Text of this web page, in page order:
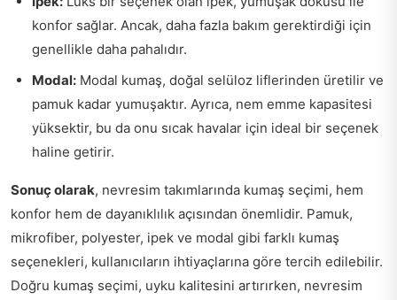
konfor sağlar. Ancak, daha fazla bakım gerektirdiği için
genellikle daha pahalıdır.
Modal: Modal kumaş, doğal selüloz liflerinden üretilir ve
pamuk kadar yumuşaktır. Ayrıca, nem emme kapasitesi
yüksektir, bu da onu sıcak havalar için ideal bir seçenek
haline getirir.
Sonuç olarak, nevresim takımlarında kumaş seçimi, hem
konfor hem de dayanıklılık açısından önemlidir. Pamuk,
mikrofiber, polyester, ipek ve modal gibi farklı kumaş
seçenekleri, kullanıcıların ihtiyaçlarına göre tercih edilebilir.
Doğru kumaş seçimi, uyku kalitesini artırırken, nevresim